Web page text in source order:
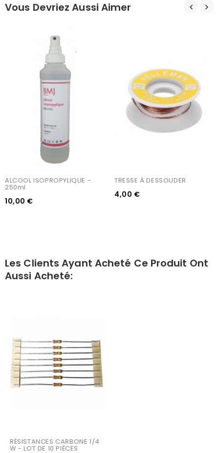
Vous Devriez Aussi Aimer
ALCOOL ISOPROPYLIQUE -
250ml
10,00 €
TRESSE À DESSOUDER
4,00 €
Les Clients Ayant Acheté Ce Produit Ont
Aussi Acheté:
RÉSISTANCES CARBONE 1/4
W - LOT DE 10 PIÈCES